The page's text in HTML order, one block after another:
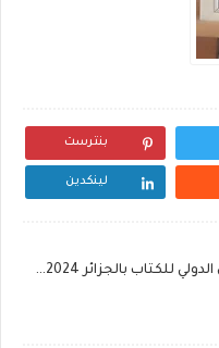
بنترست
لينكدين
رواية "تحت شمس واحدة" في الصالون الدولي للكتاب بالجزائر 2024: صوت جديد لمعاناة الأشخاص المهق